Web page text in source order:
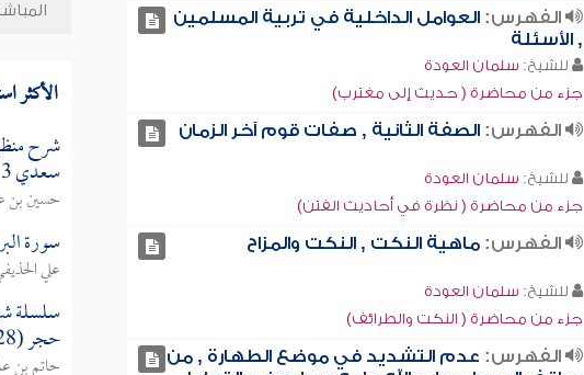
الفهرس: العوامل الداخلية في تربية المسلمين
, الأسئلة
للشيخ: سلمان العودة
جزء من محاضرة ( حديث إلى مغترب)
الفهرس: الصفة الثانية , صفات قوم آخر الزمان
للشيخ: سلمان العودة
جزء من محاضرة ( نظرة في أحاديث الفتن)
الفهرس: ماهية النكت , النكت والمزاح
للشيخ: سلمان العودة
جزء من محاضرة ( النكت والطرائف)
الفهرس: عدم التشديد في موضع الطهارة , من
الأكثر
شرح
سعدي 3
حسين بن
سورة
علي
سلسلة
حجر (28)
حاتم بن